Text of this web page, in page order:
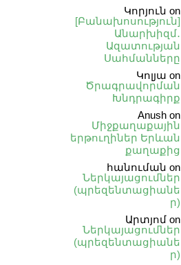
Կորյուն on
[Բանախոսություն]
Անարխիզմ․
Ազատության
Սահմանները
Կոլյա on
Ծրագրավորման
Խնդրագիրք
Anush on
Միջքաղաքային
երթուղիներ Երևան
քաղաքից
հանուման on
Ներկայացումներ
(պրեզենտացիանե
ր)
Արտյոմ on
Ներկայացումներ
(պրեզենտացիանե
ր)